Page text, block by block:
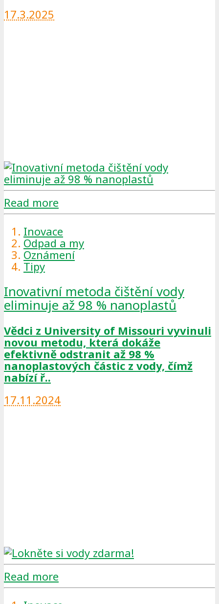
17.3.2025
Read more
Inovace
Odpad a my
Oznámení
Tipy
Inovativní metoda čištění vody
eliminuje až 98 % nanoplastů
Vědci z University of Missouri vyvinuli
novou metodu, která dokáže
efektivně odstranit až 98 %
nanoplastových částic z vody, čímž
nabízí ř..
17.11.2024
Read more